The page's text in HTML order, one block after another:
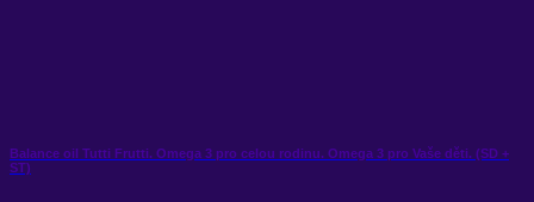
Balance oil Tutti Frutti. Omega 3 pro celou rodinu. Omega 3 pro Vaše děti. (SD +
ST)